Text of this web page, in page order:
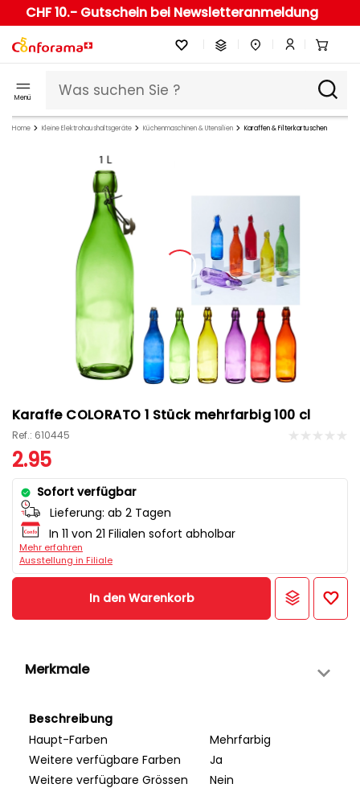
CHF 10.- Gutschein bei Newsletteranmeldung
Menü
Home Kleine Elektrohaushaltsgeräte Küchenmaschinen & Utensilien Karaffen & Filterkartuschen
Karaffe COLORATO 1 Stück mehrfarbig 100 cl
Ref.: 610445
2.95
Sofort verfügbar
Lieferung: ab 2 Tagen
In 11 von 21 Filialen sofort abholbar
Mehr erfahren
Ausstellung in Filiale
In den Warenkorb
Merkmale
Beschreibung
Haupt-Farben
Mehrfarbig
Weitere verfügbare Farben
Ja
Weitere verfügbare Grössen
Nein